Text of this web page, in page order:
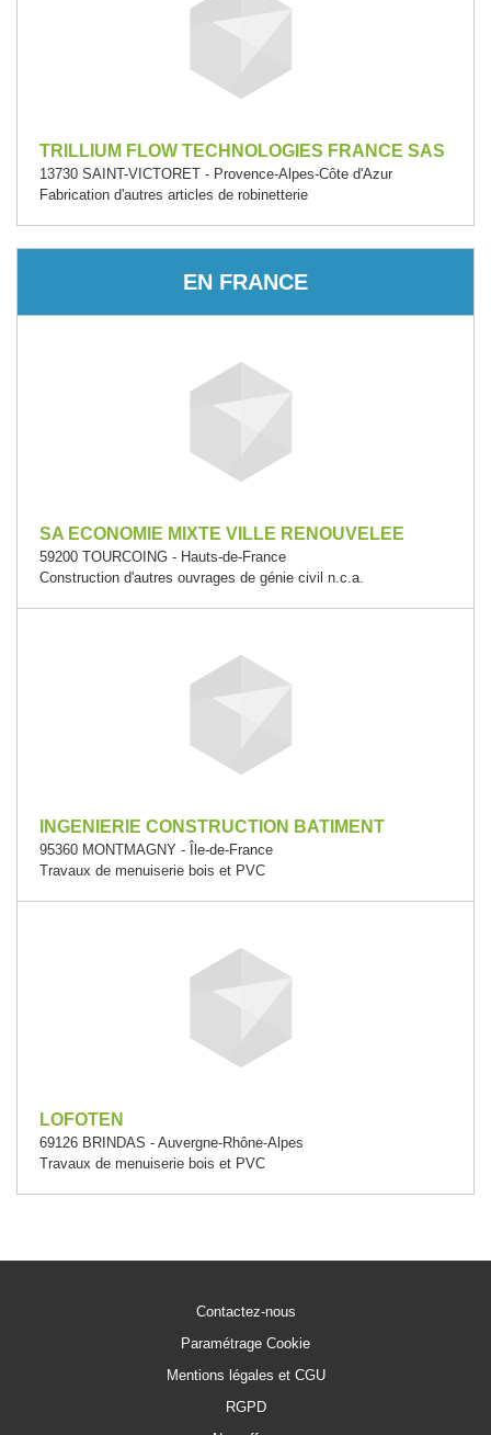
TRILLIUM FLOW TECHNOLOGIES FRANCE SAS
13730 SAINT-VICTORET - Provence-Alpes-Côte d'Azur
Fabrication d'autres articles de robinetterie
EN FRANCE
SA ECONOMIE MIXTE VILLE RENOUVELEE
59200 TOURCOING - Hauts-de-France
Construction d'autres ouvrages de génie civil n.c.a.
INGENIERIE CONSTRUCTION BATIMENT
95360 MONTMAGNY - Île-de-France
Travaux de menuiserie bois et PVC
LOFOTEN
69126 BRINDAS - Auvergne-Rhône-Alpes
Travaux de menuiserie bois et PVC
Contactez-nous
Paramétrage Cookie
Mentions légales et CGU
RGPD